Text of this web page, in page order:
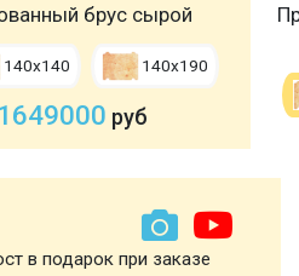
брус сырой
140х140 140х190
1649000 руб
в подарок при заказе